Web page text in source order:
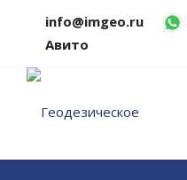
info@imgeo.ru
Авито